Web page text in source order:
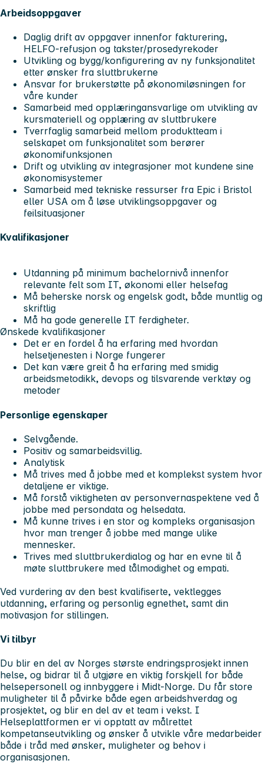
Arbeidsoppgaver
Daglig drift av oppgaver innenfor fakturering,
HELFO-refusjon og takster/prosedyrekoder
Utvikling og bygg/konfigurering av ny funksjonalitet
etter ønsker fra sluttbrukerne
Ansvar for brukerstøtte på økonomiløsningen for
våre kunder
Samarbeid med opplæringansvarlige om utvikling av
kursmateriell og opplæring av sluttbrukere
Tverrfaglig samarbeid mellom produktteam i
selskapet om funksjonalitet som berører
økonomifunksjonen
Drift og utvikling av integrasjoner mot kundene sine
økonomisystemer
Samarbeid med tekniske ressurser fra Epic i Bristol
eller USA om å løse utviklingsoppgaver og
feilsituasjoner
Kvalifikasjoner
Utdanning på minimum bachelornivå innenfor
relevante felt som IT, økonomi eller helsefag
Må beherske norsk og engelsk godt, både muntlig og
skriftlig
Må ha gode generelle IT ferdigheter.
Ønskede kvalifikasjoner
Det er en fordel å ha erfaring med hvordan
helsetjenesten i Norge fungerer
Det kan være greit å ha erfaring med smidig
arbeidsmetodikk, devops og tilsvarende verktøy og
metoder
Personlige egenskaper
Selvgående.
Positiv og samarbeidsvillig.
Analytisk
Må trives med å jobbe med et komplekst system hvor
detaljene er viktige.
Må forstå viktigheten av personvernaspektene ved å
jobbe med persondata og helsedata.
Må kunne trives i en stor og kompleks organisasjon
hvor man trenger å jobbe med mange ulike
mennesker.
Trives med sluttbrukerdialog og har en evne til å
møte sluttbrukere med tålmodighet og empati.
Ved vurdering av den best kvalifiserte, vektlegges
utdanning, erfaring og personlig egnethet, samt din
motivasjon for stillingen.
Vi tilbyr
Du blir en del av Norges største endringsprosjekt innen
helse, og bidrar til å utgjøre en viktig forskjell for både
helsepersonell og innbyggere i Midt-Norge. Du får store
muligheter til å påvirke både egen arbeidshverdag og
prosjektet, og blir en del av et team i vekst. I
Helseplattformen er vi opptatt av målrettet
kompetanseutvikling og ønsker å utvikle våre medarbeider
både i tråd med ønsker, muligheter og behov i
organisasjonen.